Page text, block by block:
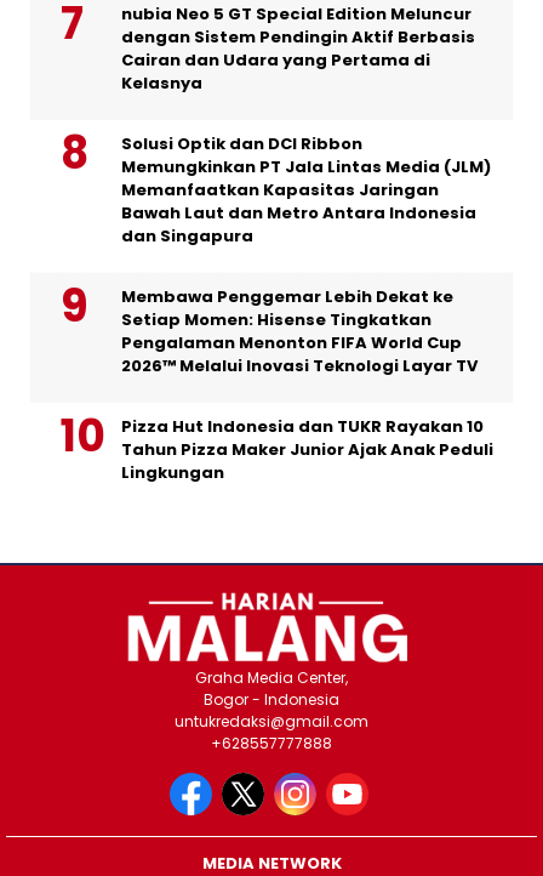
nubia Neo 5 GT Special Edition Meluncur
dengan Sistem Pendingin Aktif Berbasis
Cairan dan Udara yang Pertama di
Kelasnya
Solusi Optik dan DCI Ribbon
Memungkinkan PT Jala Lintas Media (JLM)
Memanfaatkan Kapasitas Jaringan
Bawah Laut dan Metro Antara Indonesia
dan Singapura
Membawa Penggemar Lebih Dekat ke
Setiap Momen: Hisense Tingkatkan
Pengalaman Menonton FIFA World Cup
2026™ Melalui Inovasi Teknologi Layar TV
Pizza Hut Indonesia dan TUKR Rayakan 10
Tahun Pizza Maker Junior Ajak Anak Peduli
Lingkungan
Graha Media Center,
Bogor - Indonesia
untukredaksi@gmail.com
+628557777888
MEDIA NETWORK